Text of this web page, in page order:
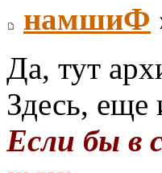
намшиФ
Да, тут
Здесь, еще
Если бы в